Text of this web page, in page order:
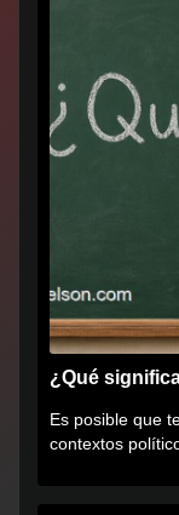
¿Qué
Es posible que
contextos